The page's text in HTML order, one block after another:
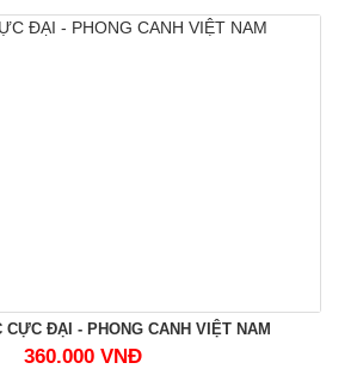
CỰC ĐẠI - PHONG CANH VIỆT NAM
360.000 VNĐ